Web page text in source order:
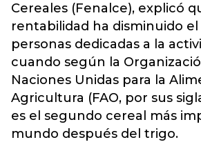
Cereales (Fenalce), explicó
rentabilidad ha disminuido
personas dedicadas a la
cuando según la
Naciones Unidas para la
Agricultura (FAO, por sus
es el segundo cereal más
mundo después del trigo.